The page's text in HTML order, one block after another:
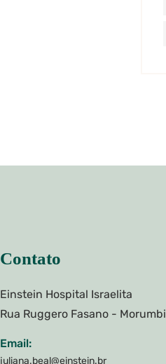
Contato
Einstein Hospital Israelita
Rua Ruggero Fasano - Morumbi
Email:
juliana.beal@einstein.br